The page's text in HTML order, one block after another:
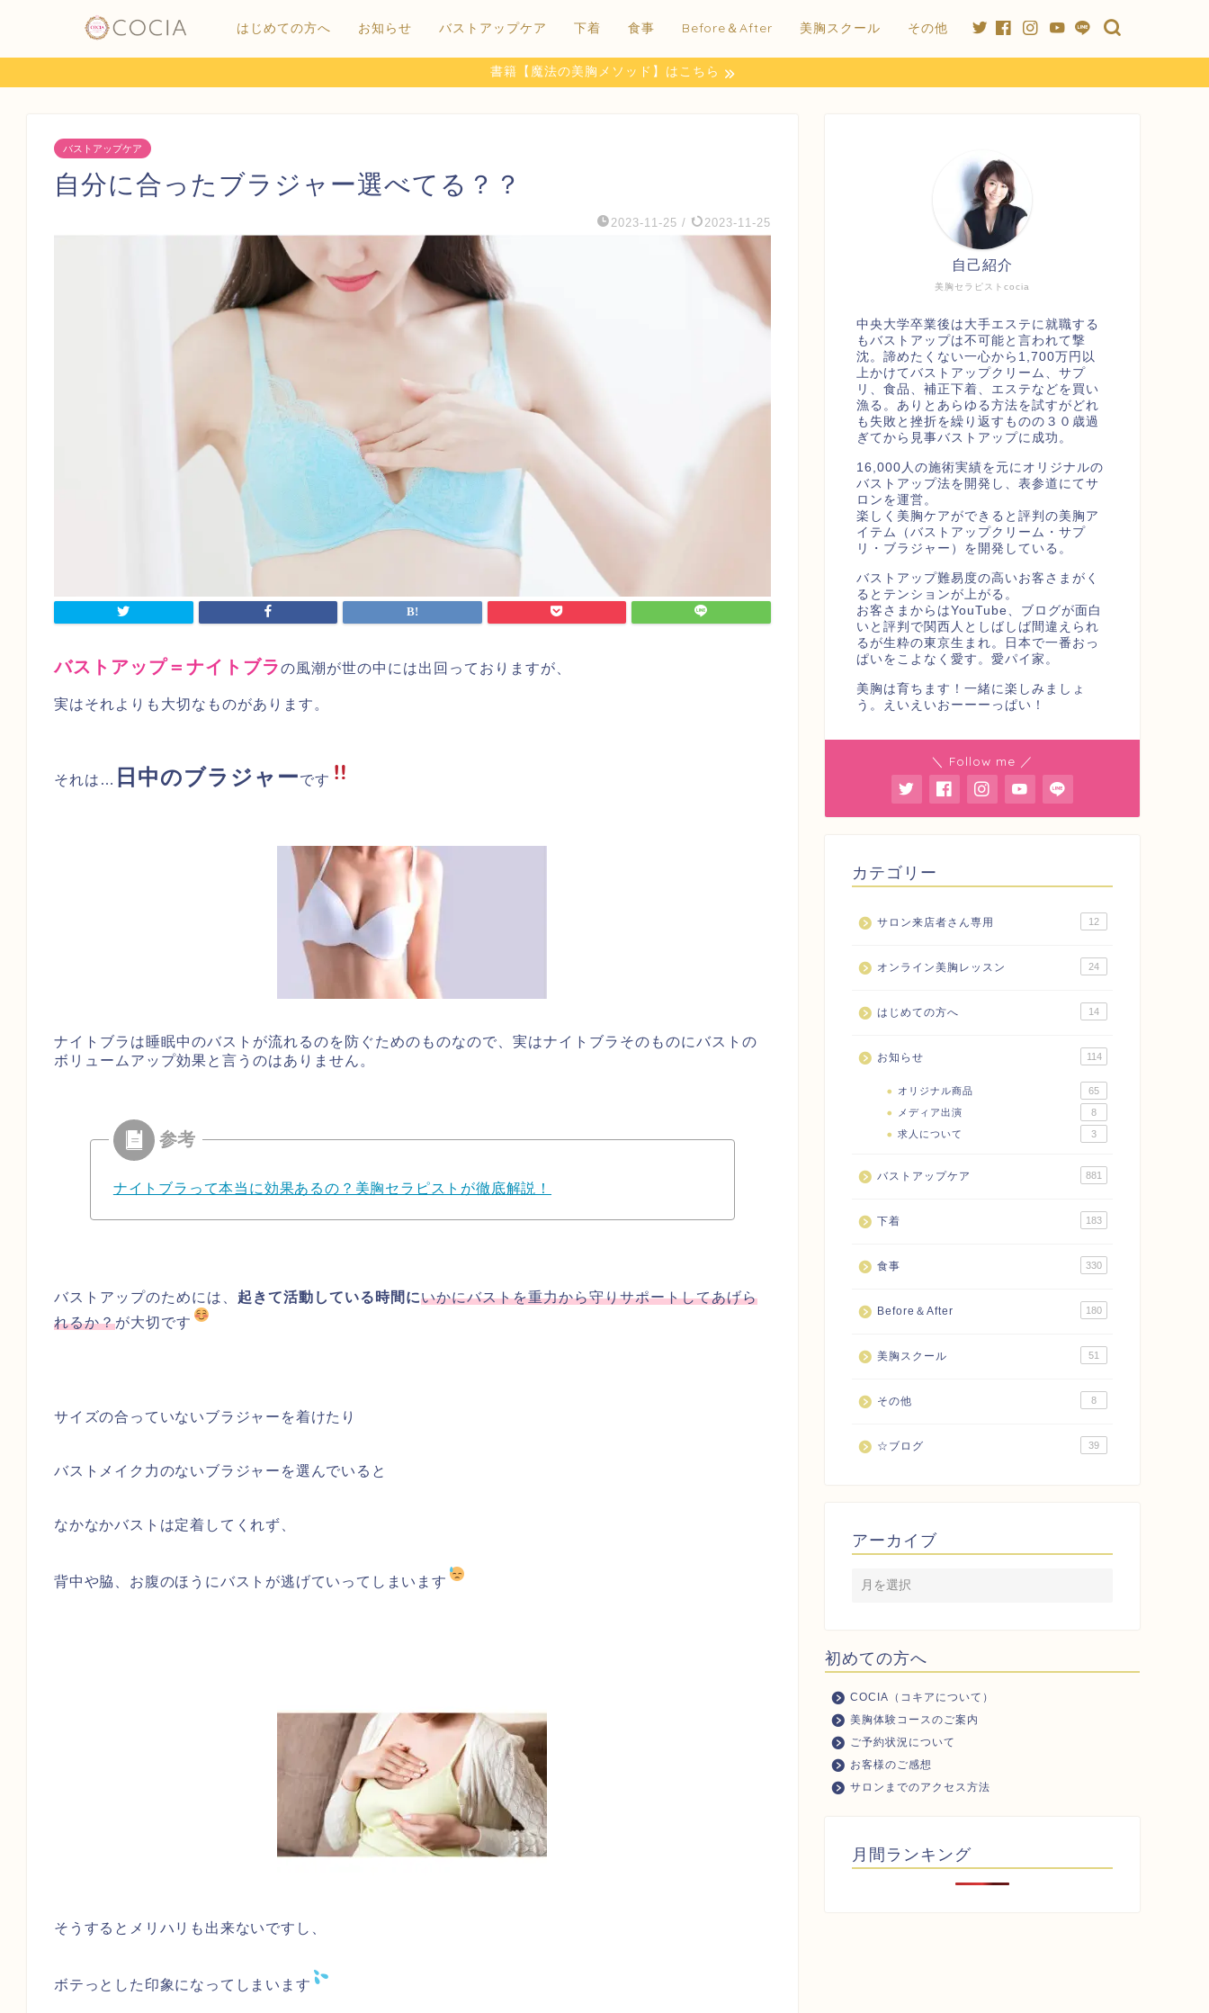
はじめての方へ お知らせ バストアップケア 下着 食事 Before＆After 美胸スクール その他
書籍【魔法の美胸メソッド】はこちら
バストアップケア
自分に合ったブラジャー選べてる？？
2023-11-25 / 2023-11-25
バストアップ＝ナイトブラの風潮が世の中には出回っておりますが、
実はそれよりも大切なものがあります。
それは… 日中のブラジャーです
ナイトブラは睡眠中のバストが流れるのを防ぐためのものなので、実はナイトブラそのものにバストの
ボリュームアップ効果と言うのはありません。
ナイトブラって本当に効果あるの？美胸セラピストが徹底解説！
バストアップのためには、 起きて活動している時間にいかにバストを重力から守りサポートしてあげら
れるか？が大切です
サイズの合っていないブラジャーを着けたり
バストメイク力のないブラジャーを選んでいると
なかなかバストは定着してくれず、
背中や脇、お腹のほうにバストが逃げていってしまいます
そうするとメリハリも出来ないですし、
ボテっとした印象になってしまいます
美胸セラピストcocia
自己紹介
中央大学卒業後は大手エステに就職する
もバストアップは不可能と言われて撃
沈。諦めたくない一心から1,700万円以
上かけてバストアップクリーム、サプ
リ、食品、補正下着、エステなどを買い
漁る。ありとあらゆる方法を試すがどれ
も失敗と挫折を繰り返すものの３０歳過
ぎてから見事バストアップに成功。
16,000人の施術実績を元にオリジナルの
バストアップ法を開発し、表参道にてサ
ロンを運営。
楽しく美胸ケアができると評判の美胸ア
イテム（バストアップクリーム・サプ
リ・ブラジャー）を開発している。
バストアップ難易度の高いお客さまがく
るとテンションが上がる。
お客さまからはYouTube、ブログが面白
いと評判で関西人としばしば間違えられ
るが生粋の東京生まれ。日本で一番おっ
ぱいをこよなく愛す。愛パイ家。
美胸は育ちます！一緒に楽しみましょ
う。えいえいおーーーっぱい！
＼ Follow me ／
カテゴリー
サロン来店者さん専用 12
オンライン美胸レッスン 24
はじめての方へ 14
お知らせ 114
オリジナル商品
65
メディア出演
8
求人について
3
バストアップケア 881
下着 183
食事 330
Before＆After 180
美胸スクール 51
その他 8
☆ブログ 39
アーカイブ
初めての方へ
COCIA（コキアについて）
美胸体験コースのご案内
ご予約状況について
お客様のご感想
サロンまでのアクセス方法
月間ランキング